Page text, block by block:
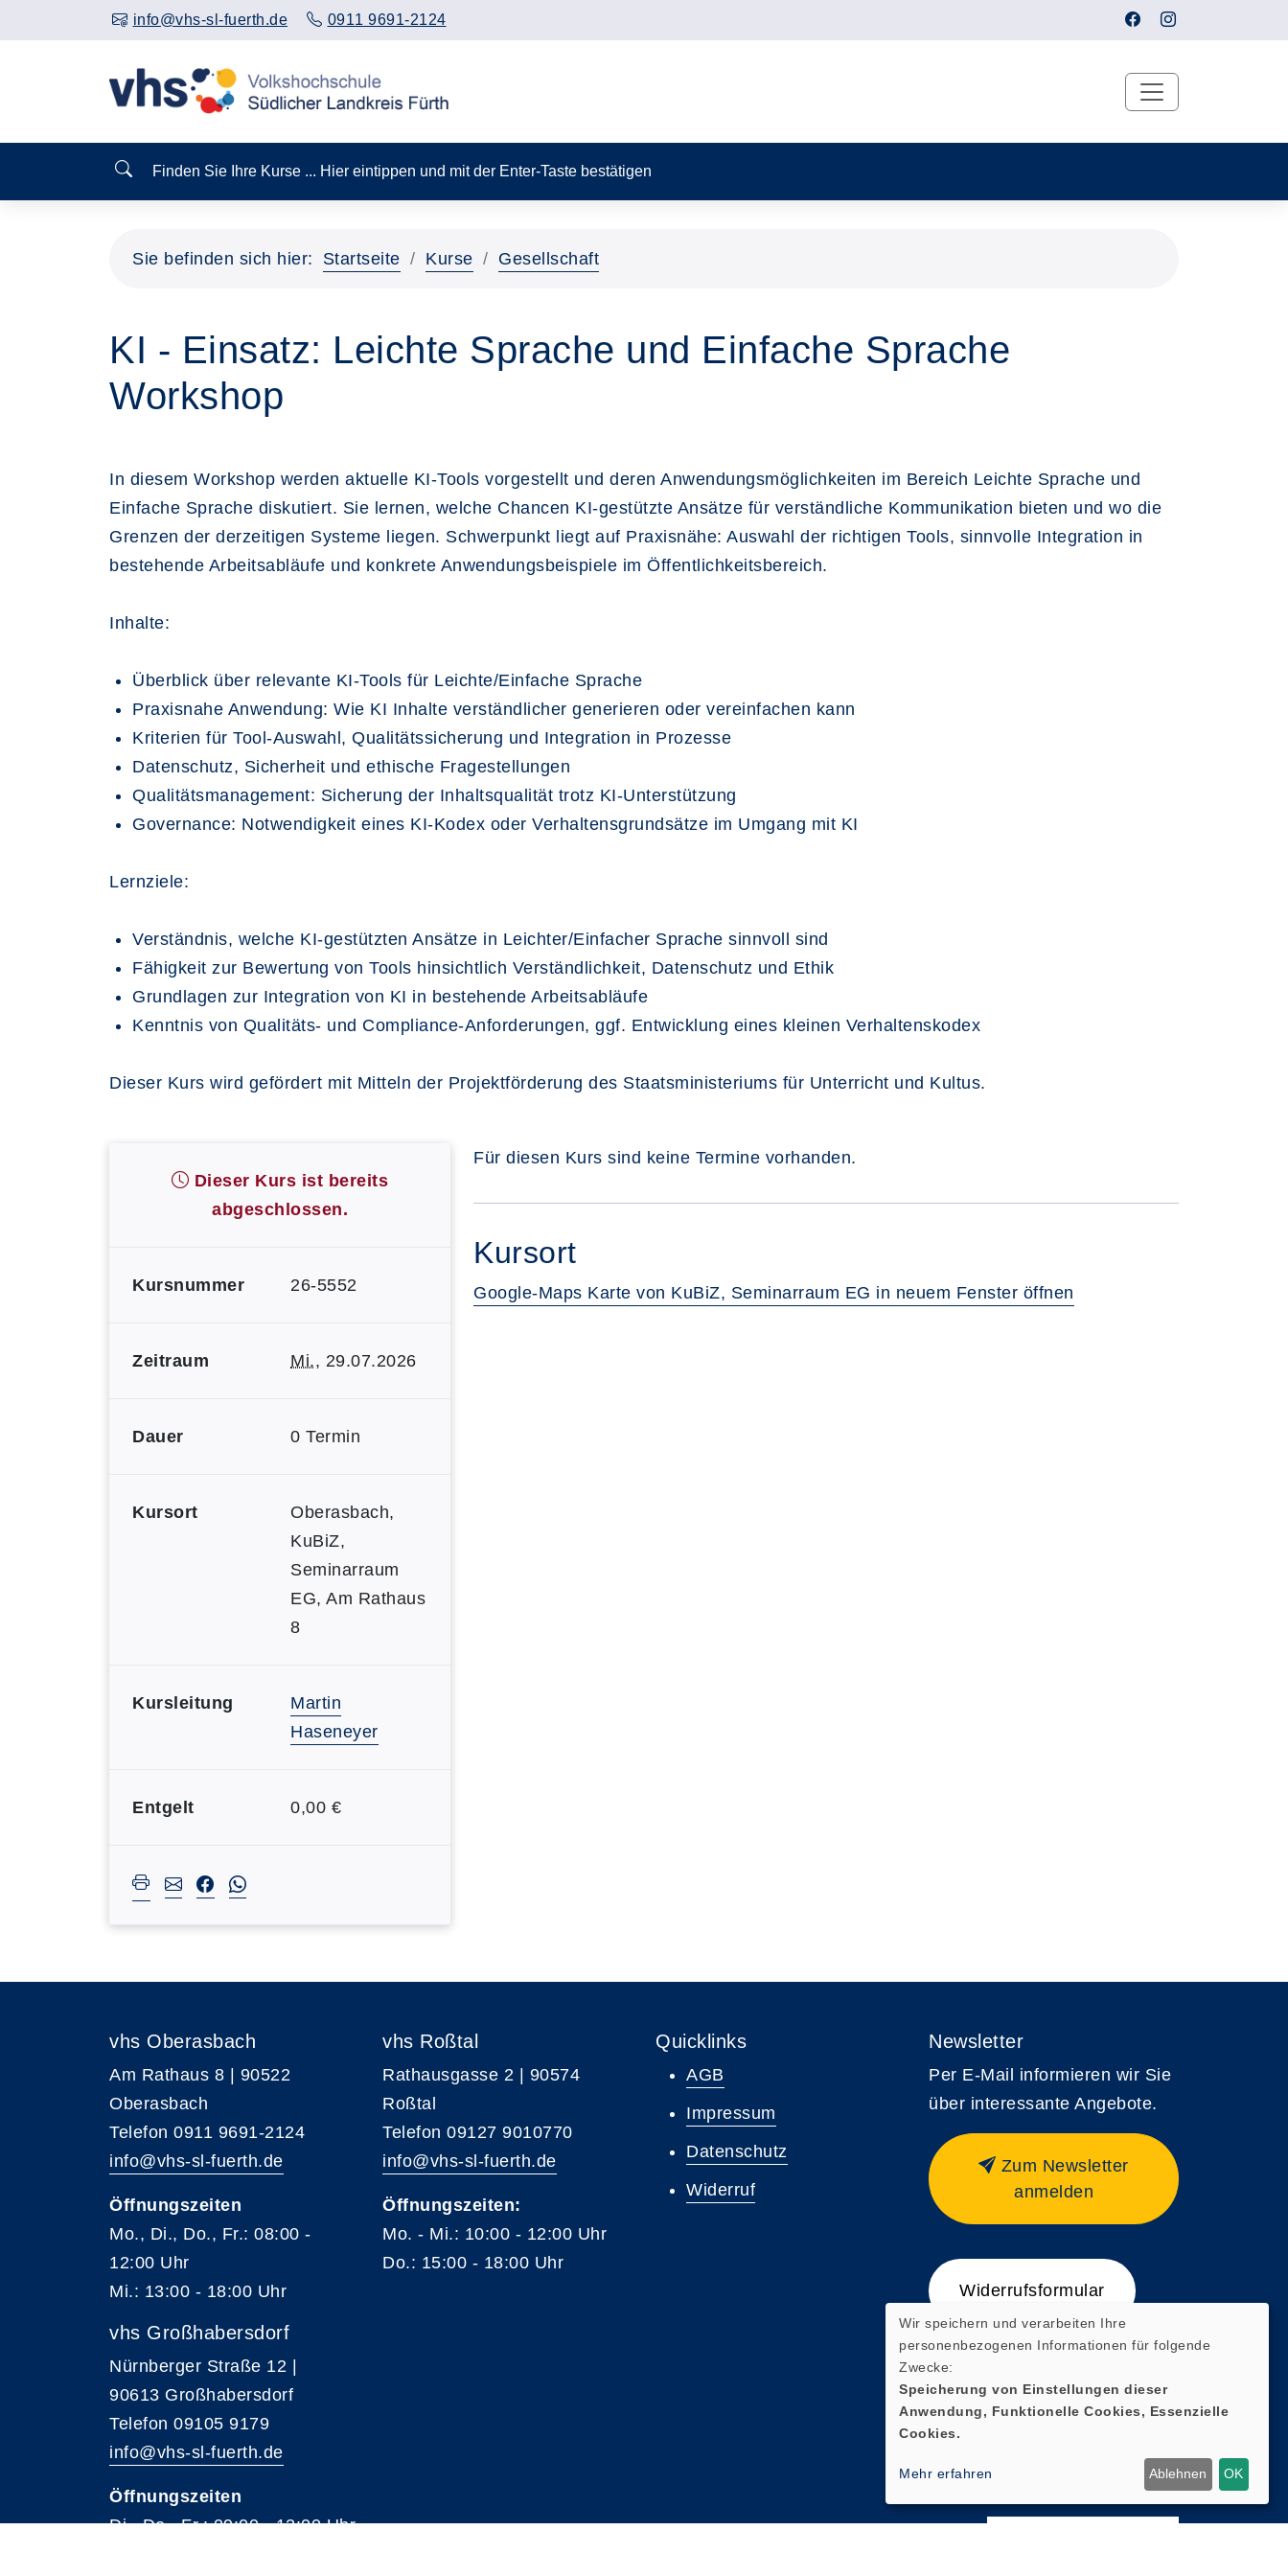
info@vhs-sl-fuerth.de 0911 9691-2124
Finden Sie Ihre Kurse ... Hier eintippen und mit der Enter-Taste bestätigen
Sie befinden sich hier: Startseite Kurse Gesellschaft
KI - Einsatz: Leichte Sprache und Einfache Sprache
Workshop
In diesem Workshop werden aktuelle KI-Tools vorgestellt und deren Anwendungsmöglichkeiten im Bereich Leichte Sprache und
Einfache Sprache diskutiert. Sie lernen, welche Chancen KI-gestützte Ansätze für verständliche Kommunikation bieten und wo die
Grenzen der derzeitigen Systeme liegen. Schwerpunkt liegt auf Praxisnähe: Auswahl der richtigen Tools, sinnvolle Integration in
bestehende Arbeitsabläufe und konkrete Anwendungsbeispiele im Öffentlichkeitsbereich.
Inhalte:
Überblick über relevante KI-Tools für Leichte/Einfache Sprache
Praxisnahe Anwendung: Wie KI Inhalte verständlicher generieren oder vereinfachen kann
Kriterien für Tool-Auswahl, Qualitätssicherung und Integration in Prozesse
Datenschutz, Sicherheit und ethische Fragestellungen
Qualitätsmanagement: Sicherung der Inhaltsqualität trotz KI-Unterstützung
Governance: Notwendigkeit eines KI-Kodex oder Verhaltensgrundsätze im Umgang mit KI
Lernziele:
Verständnis, welche KI-gestützten Ansätze in Leichter/Einfacher Sprache sinnvoll sind
Fähigkeit zur Bewertung von Tools hinsichtlich Verständlichkeit, Datenschutz und Ethik
Grundlagen zur Integration von KI in bestehende Arbeitsabläufe
Kenntnis von Qualitäts- und Compliance-Anforderungen, ggf. Entwicklung eines kleinen Verhaltenskodex
Dieser Kurs wird gefördert mit Mitteln der Projektförderung des Staatsministeriums für Unterricht und Kultus.
Dieser Kurs ist bereits
abgeschlossen.
Kursnummer 26-5552
Zeitraum Mi., 29.07.2026
Dauer 0 Termin
Kursort
Oberasbach,
KuBiZ,
Seminarraum
EG, Am Rathaus
8
Kursleitung
Martin
Haseneyer
Entgelt 0,00 €
Für diesen Kurs sind keine Termine vorhanden.
Kursort
Google-Maps Karte von KuBiZ, Seminarraum EG in neuem Fenster öffnen
vhs Oberasbach
Am Rathaus 8 | 90522
Oberasbach
Telefon 0911 9691-2124
info@vhs-sl-fuerth.de
Öffnungszeiten
Mo., Di., Do., Fr.: 08:00 -
12:00 Uhr
Mi.: 13:00 - 18:00 Uhr
vhs Großhabersdorf
Nürnberger Straße 12 |
90613 Großhabersdorf
Telefon 09105 9179
info@vhs-sl-fuerth.de
Öffnungszeiten
Di., Do., Fr.: 09:00 - 12:00 Uhr
vhs Roßtal
Rathausgasse 2 | 90574
Roßtal
Telefon 09127 9010770
info@vhs-sl-fuerth.de
Öffnungszeiten:
Mo. - Mi.: 10:00 - 12:00 Uhr
Do.: 15:00 - 18:00 Uhr
Quicklinks
AGB
Impressum
Datenschutz
Widerruf
Newsletter
Per E-Mail informieren wir Sie
über interessante Angebote.
Zum Newsletter
anmelden
Widerrufsformular
Wir speichern und verarbeiten Ihre
personenbezogenen Informationen für folgende
Zwecke:
Speicherung von Einstellungen dieser
Anwendung, Funktionelle Cookies, Essenzielle
Cookies.
Mehr erfahren Ablehnen OK